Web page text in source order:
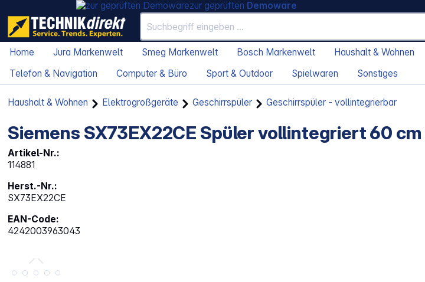
zur geprüften Demoware
Home Jura Markenwelt Smeg Markenwelt Bosch Markenwelt Haushalt & Wohnen
Telefon & Navigation
Computer & Büro Sport & Outdoor Spielwaren Sonstiges
Haushalt & Wohnen Elektrogroßgeräte Geschirrspüler Geschirrspüler - vollintegrierbar
Siemens SX73EX22CE Spüler vollintegriert 60 cm
Artikel-Nr.:
114881
Herst.-Nr.:
SX73EX22CE
EAN-Code:
4242003963043
Bildergalerie überspringen